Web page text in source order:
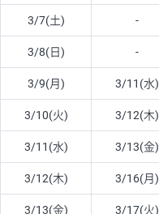
3/7(土) -
3/8(日) -
3/9(月) 3/11(水)
3/10(火) 3/12(木)
3/11(水) 3/13(金)
3/12(木) 3/16(月)
3/13(金) 3/17(火)